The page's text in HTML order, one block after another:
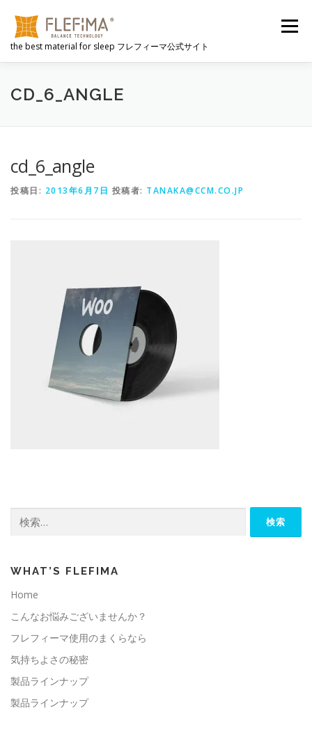
ツ
the best material for sleep フレフィーマ公式サイト
メニュー
FLEFIMAとは 選ばれる理由
会社概要
CD_6_ANGLE
cd_6_angle
投稿日: 2013年6月7日 投稿者: TANAKA@CCM.CO.JP
索:
WHAT’S FLEFIMA
Home
こんなお悩みございませんか？
フレフィーマ使用のまくらなら
気持ちよさの秘密
製品ラインナップ
製品ラインナップ